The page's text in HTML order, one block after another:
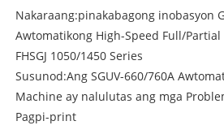
Nakaraang:pinakabagong inobasyon
Awtomatikong High-Speed ​​Full/
FHSGJ 1050/1450 Series
Susunod:Ang SGUV-660/760A
Machine ay nalulutas ang mga
Pagpi-print